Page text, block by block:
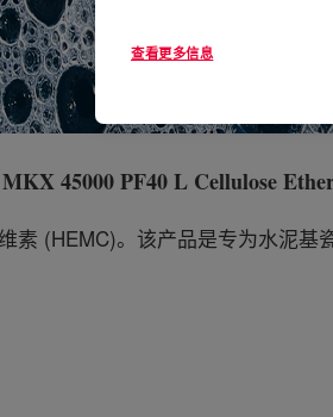
45000 PF40 L Cellulose
素 (HEMC)。该产品是专为水泥
查看更多信息